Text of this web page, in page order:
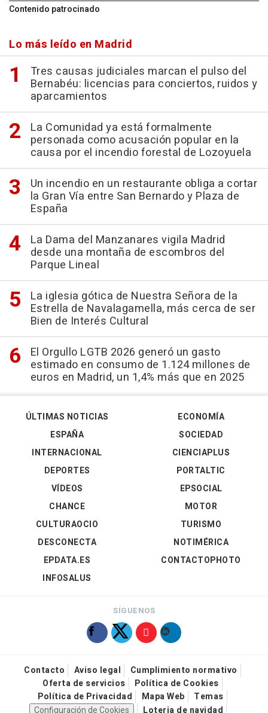
Contenido patrocinado
Lo más leído en Madrid
Tres causas judiciales marcan el pulso del
Bernabéu: licencias para conciertos, ruidos y
aparcamientos
La Comunidad ya está formalmente
personada como acusación popular en la
causa por el incendio forestal de Lozoyuela
Un incendio en un restaurante obliga a cortar
la Gran Vía entre San Bernardo y Plaza de
España
La Dama del Manzanares vigila Madrid
desde una montaña de escombros del
Parque Lineal
La iglesia gótica de Nuestra Señora de la
Estrella de Navalagamella, más cerca de ser
Bien de Interés Cultural
El Orgullo LGTB 2026 generó un gasto
estimado en consumo de 1.124 millones de
euros en Madrid, un 1,4% más que en 2025
ÚLTIMAS NOTICIAS
ESPAÑA
INTERNACIONAL
DEPORTES
VÍDEOS
ECONOMÍA
SOCIEDAD
CIENCIAPLUS
PORTALTIC
EPSOCIAL
CHANCE
CULTURAOCIO
DESCONECTA
EPDATA.ES
INFOSALUS
MOTOR
TURISMO
NOTIMÉRICA
CONTACTOPHOTO
SÍGUENOS
Contacto Aviso legal
Cumplimiento normativo
Oferta de servicios
Política de Cookies
Política de Privacidad
Mapa Web
Temas